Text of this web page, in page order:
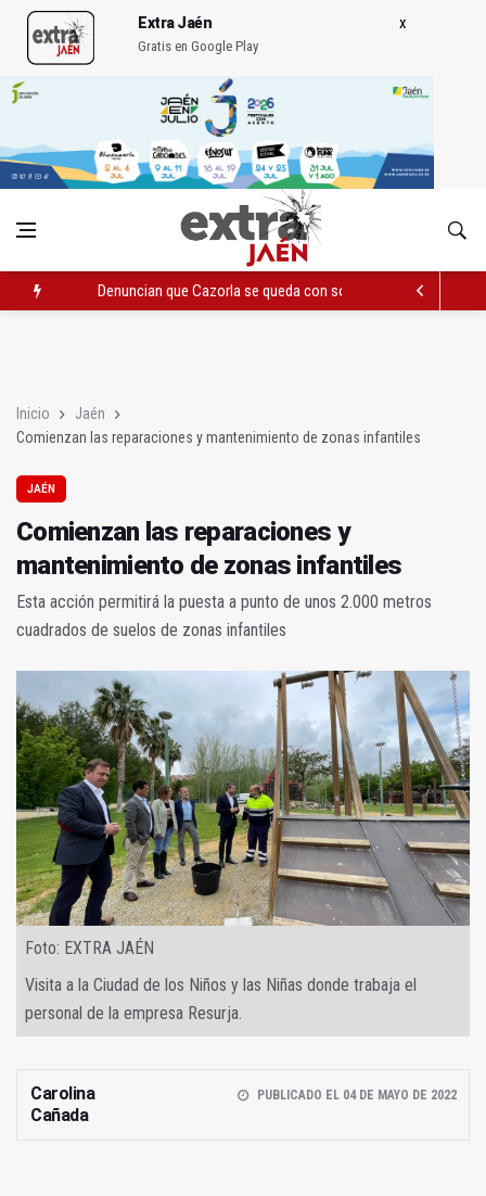
Extra Jaén
Gratis en Google Play
Denuncian que Cazorla se queda con solo dos bomberos por
Inicio
Jaén
Comienzan las reparaciones y mantenimiento de zonas infantiles
JAÉN
Comienzan las reparaciones y
mantenimiento de zonas infantiles
Esta acción permitirá la puesta a punto de unos 2.000 metros
cuadrados de suelos de zonas infantiles
Foto: EXTRA JAÉN
Visita a la Ciudad de los Niños y las Niñas donde trabaja el
personal de la empresa Resurja.
Carolina
Cañada
PUBLICADO EL 04 DE MAYO DE 2022